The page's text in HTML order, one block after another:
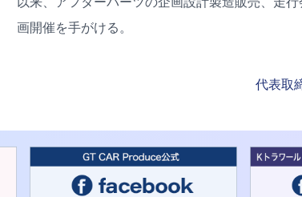
画開催を手がける。
代表取